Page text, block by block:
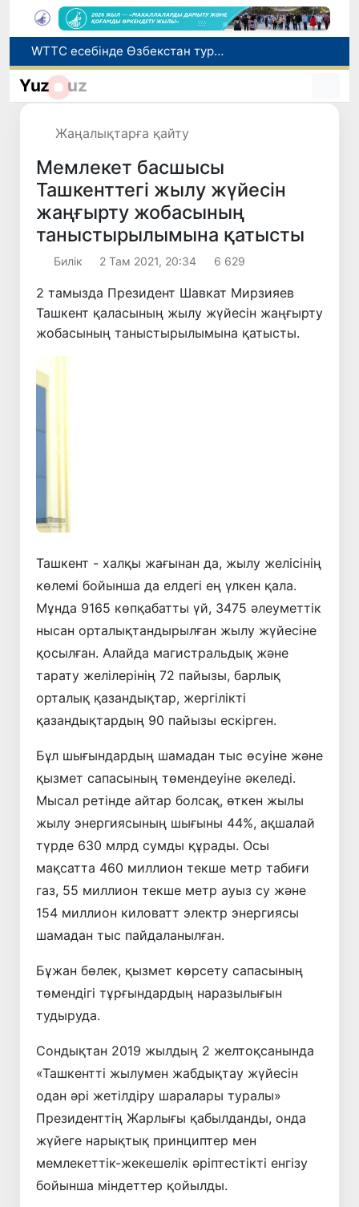
WTTC есебінде Өзбекстан туризмнің өсу қарқыны бойынша Орталық Азияда бірінші орынға шықты
Мүмкіндігі шектеулі талапкерлерге қабылдау емтихандарында қосымша уақыт беріледі
Адам саудасынан зардап шеккен азаматтар әлеуметтік қызметтермен қамтылады
Yuz uz
Жаңалықтарға қайту
Мемлекет басшысы
Ташкенттегі жылу жүйесін
жаңғырту жобасының
таныстырылымына қатысты
Билік 2 Там 2021, 20:34 6 629
2 тамызда Президент Шавкат Мирзияев
Ташкент қаласының жылу жүйесін жаңғырту
жобасының таныстырылымына қатысты.
Алдыңғы
Ташкент - халқы жағынан да, жылу желісінің
көлемі бойынша да елдегі ең үлкен қала.
Мұнда 9165 көпқабатты үй, 3475 әлеуметтік
нысан орталықтандырылған жылу жүйесіне
қосылған. Алайда магистральдық және
тарату желілерінің 72 пайызы, барлық
орталық қазандықтар, жергілікті
қазандықтардың 90 пайызы ескірген.
Бұл шығындардың шамадан тыс өсуіне және
қызмет сапасының төмендеуіне әкеледі.
Мысал ретінде айтар болсақ, өткен жылы
жылу энергиясының шығыны 44%, ақшалай
түрде 630 млрд сумды құрады. Осы
мақсатта 460 миллион текше метр табиғи
газ, 55 миллион текше метр ауыз су және
154 миллион киловатт электр энергиясы
шамадан тыс пайдаланылған.
Бұжан бөлек, қызмет көрсету сапасының
төмендігі тұрғындардың наразылығын
тудыруда.
Сондықтан 2019 жылдың 2 желтоқсанында
«Ташкентті жылумен жабдықтау жүйесін
одан әрі жетілдіру шаралары туралы»
Президенттің Жарлығы қабылданды, онда
жүйеге нарықтық принциптер мен
мемлекеттік-жекешелік әріптестікті енгізу
бойынша міндеттер қойылды.